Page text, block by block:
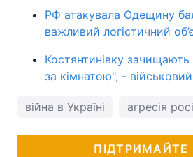
РФ атакувала Одещину
важливий логістичний
Костянтинівку
за кімнатою", -
війна в Україні агресія
ПІДТРИМАЙТЕ